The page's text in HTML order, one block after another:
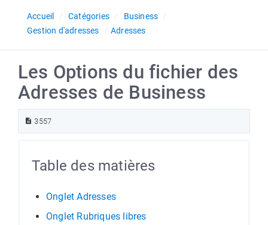
Accueil
Catégories
Business
Gestion d'adresses
Adresses
Les Options du fichier des
Adresses de Business
3557
Table des matières
Onglet Adresses
Onglet Rubriques libres